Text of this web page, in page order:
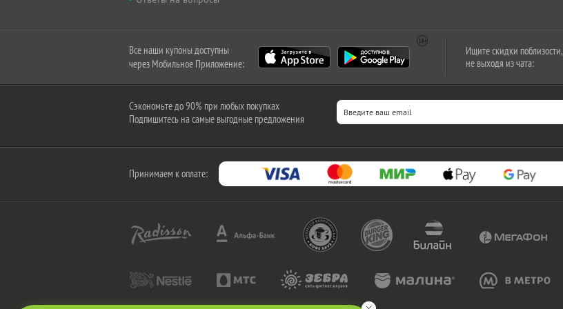
Все наши купоны доступны
через Мобильное Приложение:
Ищите скидки поблизости,
не выходя из чата:
Сэкономьте до 90% при любых покупках
Подпишитесь на самые выгодные предложения
Принимаем к оплате: